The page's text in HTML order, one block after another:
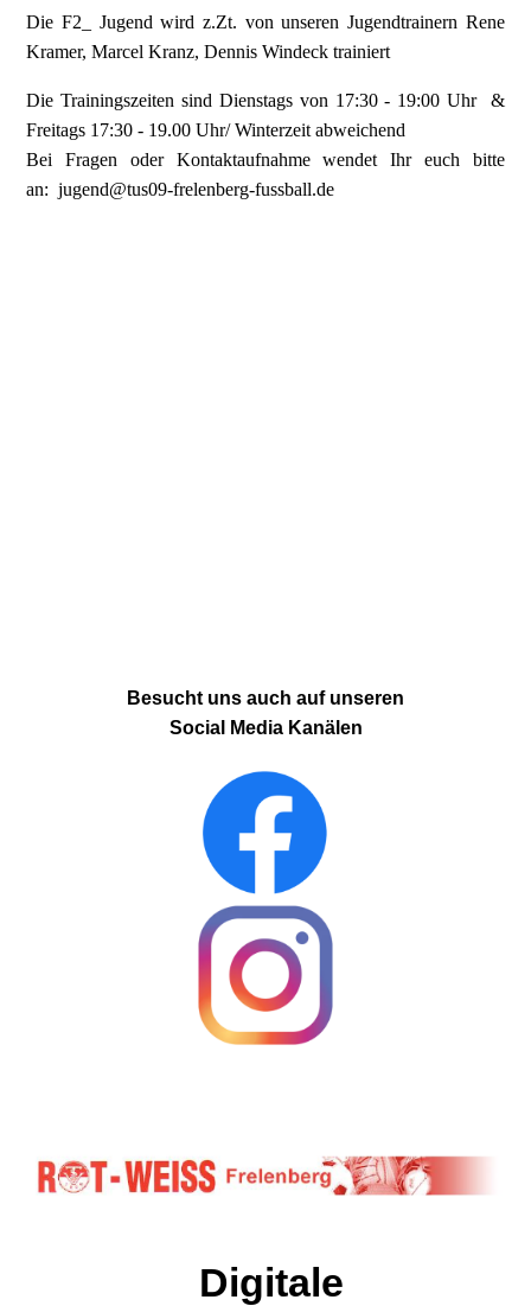
Die F2_ Jugend wird z.Zt. von unseren Jugendtrainern Rene
Kramer, Marcel Kranz, Dennis Windeck trainiert
Die Trainingszeiten sind Dienstags von 17:30 - 19:00 Uhr &
Freitags 17:30 - 19.00 Uhr/ Winterzeit abweichend
Bei Fragen oder Kontaktaufnahme wendet Ihr euch bitte
an: jugend@tus09-frelenberg-fussball.de
Besucht uns auch auf unseren
Social Media Kanälen
Digitale